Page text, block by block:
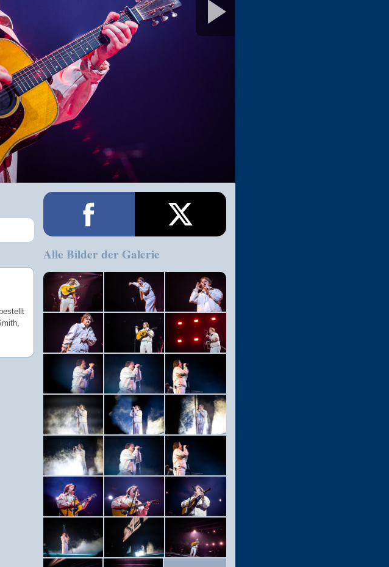
Alle Bilder der Galerie